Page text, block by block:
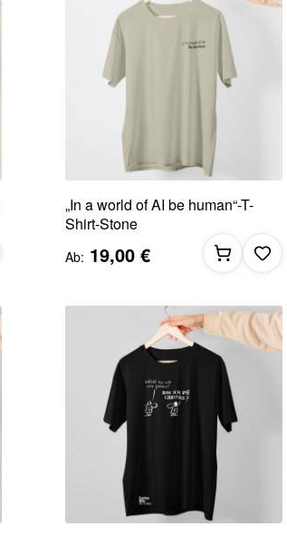
„In a world of AI be human“-T-
Shirt-Stone
Ab 19,00 €